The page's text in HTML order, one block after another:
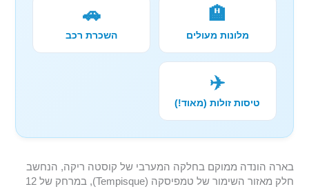
🏨
מלונות מעולים
🚗
השכרת רכב
✈️
טיסות זולות (מאוד!)
בארה הונדה ממוקם בחלקה המערבי של קוסטה ריקה, הנחשב
חלק מאזור השימור של טמפיסקה (Tempisque), במרחק של 12